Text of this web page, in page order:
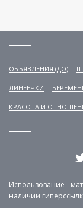
ОБЪЯВЛЕНИЯ (ДО)
ЛИНЕЕЧКИ
КРАСОТА И
Использование
наличии